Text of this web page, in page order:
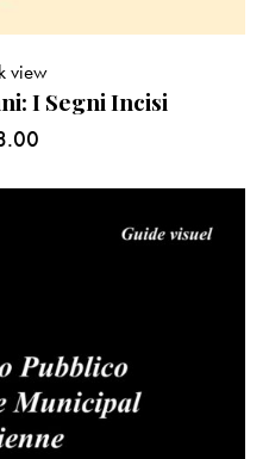
I Segni Incisi
view